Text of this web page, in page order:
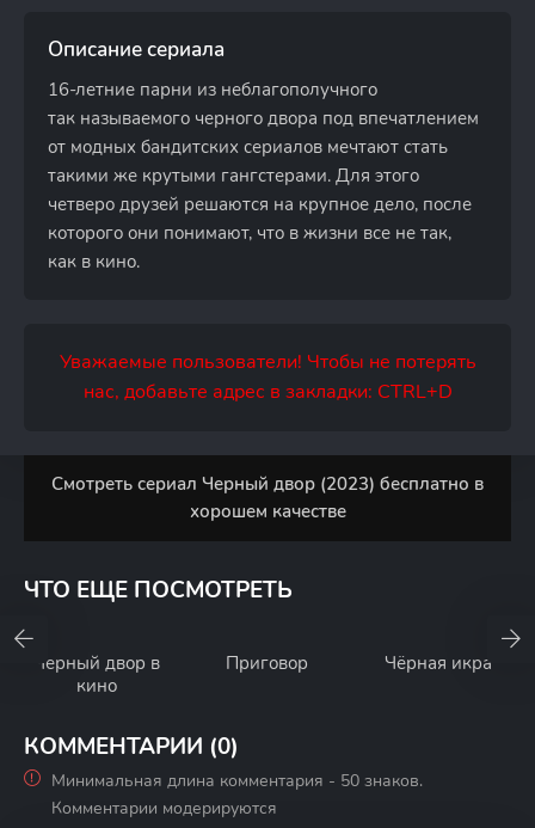
Описание сериала
16-летние парни из неблагополучного
так называемого черного двора под впечатлением
от модных бандитских сериалов мечтают стать
такими же крутыми гангстерами. Для этого
четверо друзей решаются на крупное дело, после
которого они понимают, что в жизни все не так,
как в кино.
Уважаемые пользователи! Чтобы не потерять
нас, добавьте адрес в закладки: CTRL+D
Смотреть сериал Черный двор (2023) бесплатно в
хорошем качестве
ЧТО ЕЩЕ ПОСМОТРЕТЬ
Черный двор в
кино
Приговор Чёрная икра
КОММЕНТАРИИ (0)
Минимальная длина комментария - 50 знаков.
Комментарии модерируются